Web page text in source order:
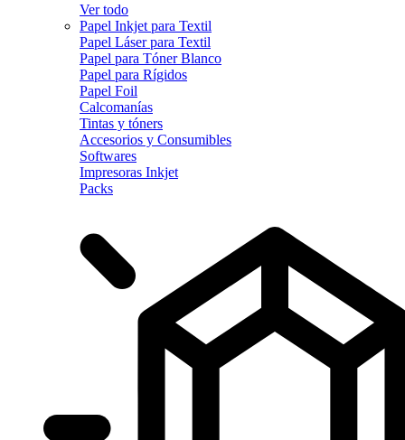
Ver todo
Papel Inkjet para Textil
Papel Láser para Textil
Papel para Tóner Blanco
Papel para Rígidos
Papel Foil
Calcomanías
Tintas y tóners
Accesorios y Consumibles
Softwares
Impresoras Inkjet
Packs